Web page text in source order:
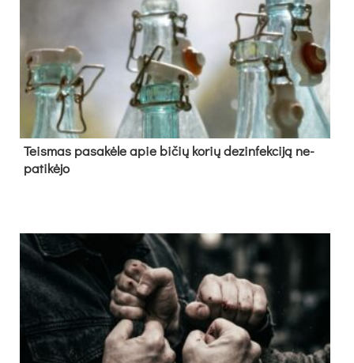
Teis­mas pa­sa­kė­le apie bi­čių ko­rių de­zin­fek­ci­ją ne­
pa­ti­kė­jo